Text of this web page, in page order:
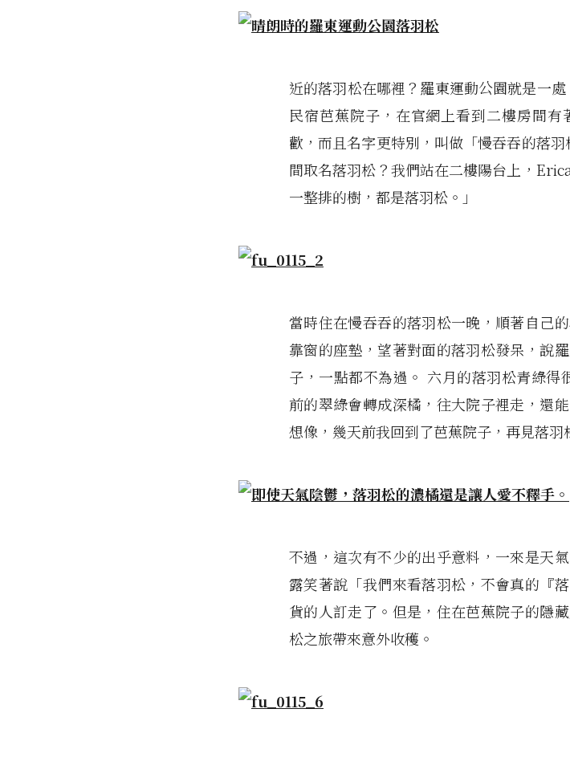
近的落羽松在哪裡？羅東運動公園就是一
民宿芭蕉院子，在官網上看到二樓房間
歡，而且名字更特別，叫做「慢吞吞的落
間取名落羽松？我們站在二樓陽台上，
一整排的樹，都是落羽松。」
當時住在慢吞吞的落羽松一晚，順著自己
靠窗的座墊，望著對面的落羽松發呆，說
子，一點都不為過。 六月的落羽松青綠
前的翠綠會轉成深橘，往大院子裡走，還
想像，幾天前我回到了芭蕉院子，再見落羽
不過，這次有不少的出乎意料，一來是天
露笑著說「我們來看落羽松，不會真的『
貨的人訂走了。但是，住在芭蕉院子的隱
松之旅帶來意外收穫。